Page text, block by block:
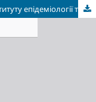
Творчий шлях Науково-дослідного інституту епідеміології та гігієни ЛНМУ ім. Данила Галицького: досвід, досягнення, перспективи